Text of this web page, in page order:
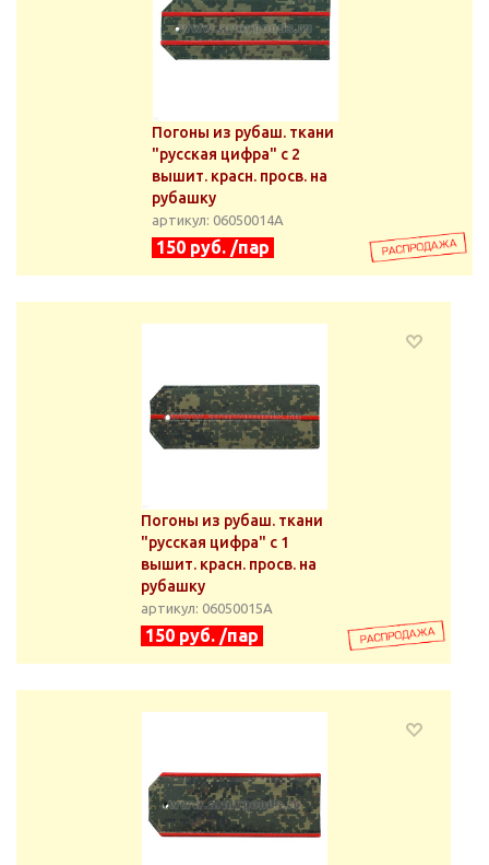
Погоны из рубаш. ткани
"русская цифра" с 2
вышит. красн. просв. на
рубашку
артикул: 06050014А
150 руб. /пар
Погоны из рубаш. ткани
"русская цифра" с 1
вышит. красн. просв. на
рубашку
артикул: 06050015А
150 руб. /пар